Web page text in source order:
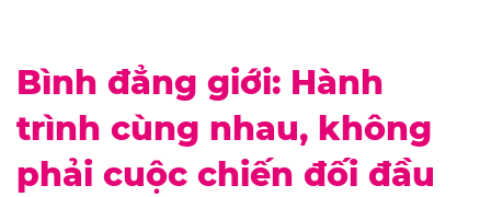
Bình đẳng giới: Hành
trình cùng nhau, không
phải cuộc chiến đối đầu